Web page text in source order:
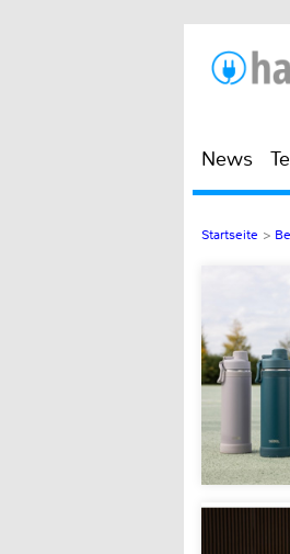
News
Startseite >